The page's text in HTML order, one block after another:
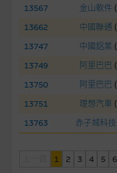
13567
金山軟件 (
13662
中國聯通 (
13747
中國鋁業 (
13749
阿里巴巴 (
13750
阿里巴巴 (
13751
理想汽車 (
13763
赤子城科技
1 2 3 4 5 6
法律容許的所有範圍
件(不論是否屬於第三
損)。
基本上市文件及補
就有關MBL每次發行
熊證之條款及條件以
於本網站。